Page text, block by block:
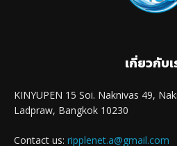
เกี่ยวกับเ
KINYUPEN 15 Soi. Naknivas 49,
Ladpraw, Bangkok 10230
Contact us: ripplenet.a@gmail.com